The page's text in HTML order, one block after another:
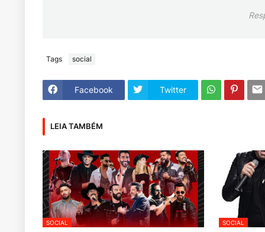
Tags social
Facebook Twitter
LEIA TAMBÉM
SOCIAL SOCIAL